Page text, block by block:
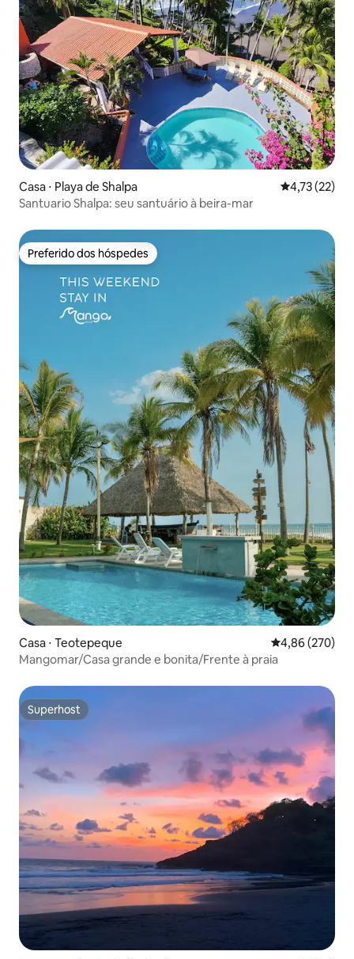
Casa ⋅ Playa de Shalpa 4,73 de uma
4,73 (22)
Santuario Shalpa: seu santuário à beira-mar
Preferido dos hóspedes
Preferido dos hóspedes
Casa ⋅ Teotepeque 4,86 de uma
4,86 (270)
Mangomar/Casa grande e bonita/Frente à praia
Superhost
Superhost